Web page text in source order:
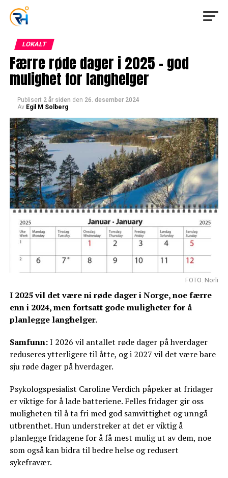
LOKALT
Færre røde dager i 2025 – god
mulighet for langhelger
Publisert 2 år siden den 26. desember 2024
Av Egil M Solberg
FOTO: Norli
I 2025 vil det være ni røde dager i Norge, noe færre
enn i 2024, men fortsatt gode muligheter for å
planlegge langhelger.
Samfunn:I 2026 vil antallet røde dager på hverdager
reduseres ytterligere til åtte, og i 2027 vil det være bare
sju røde dager på hverdager.
Psykologspesialist Caroline Verdich påpeker at fridager
er viktige for å lade batteriene. Felles fridager gir oss
muligheten til å ta fri med god samvittighet og unngå
utbrenthet. Hun understreker at det er viktig å
planlegge fridagene for å få mest mulig ut av dem, noe
som også kan bidra til bedre helse og redusert
sykefravær.